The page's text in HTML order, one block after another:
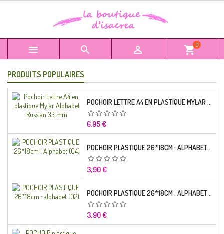
   shopping_cart0
PRODUITS POPULAIRES
POCHOIR LETTRE A4 EN PLASTIQUE MYLAR ALPHABET RUSSIAN 33 MM
Prix
6,95 €
POCHOIR PLASTIQUE 26*18CM : ALPHABET (04)
Prix
3,90 €
POCHOIR PLASTIQUE 26*18CM : ALPHABET (02)
Prix
3,90 €